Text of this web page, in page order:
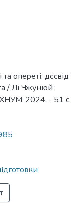
опереті: досвід
/ Лі Чжунюй ;
ХНУМ, 2024. - 51 с.